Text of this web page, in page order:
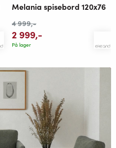
Melania spisebord 120x76
4 999,-
2 999,-
På lager